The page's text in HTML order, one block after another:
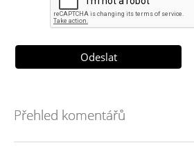
Přehled komentářů